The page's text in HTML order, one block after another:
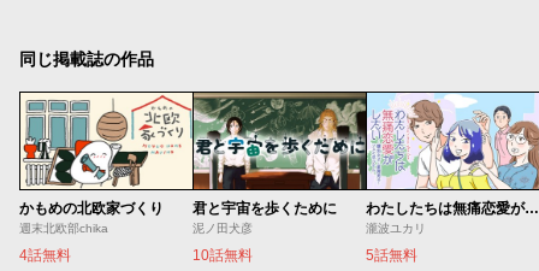
同じ掲載誌の作品
かもめの北欧家づくり
週末北欧部chika
4話無料
君と宇宙を歩くために
泥ノ田犬彦
10話無料
わたしたちは無痛恋愛がしたい 〜鍵垢女子と星屑男子とフェミおじさん〜
瀧波ユカリ
5話無料